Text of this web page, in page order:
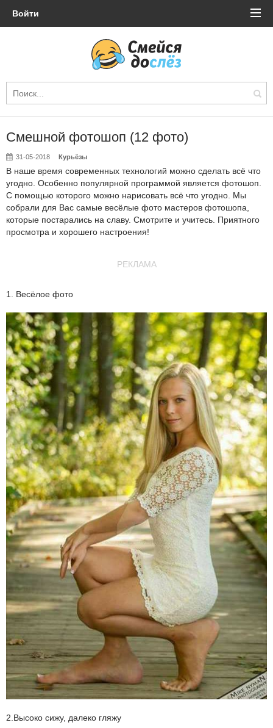
Войти
Смешной фотошоп (12 фото)
31-05-2018 Курьёзы
В наше время современных технологий можно сделать всё что
угодно. Особенно популярной программой является фотошоп.
С помощью которого можно нарисовать всё что угодно. Мы
собрали для Вас самые весёлые фото мастеров фотошопа,
которые постарались на славу. Смотрите и учитесь. Приятного
просмотра и хорошего настроения!
РЕКЛАМА
1. Весёлое фото
2.Высоко сижу, далеко гляжу